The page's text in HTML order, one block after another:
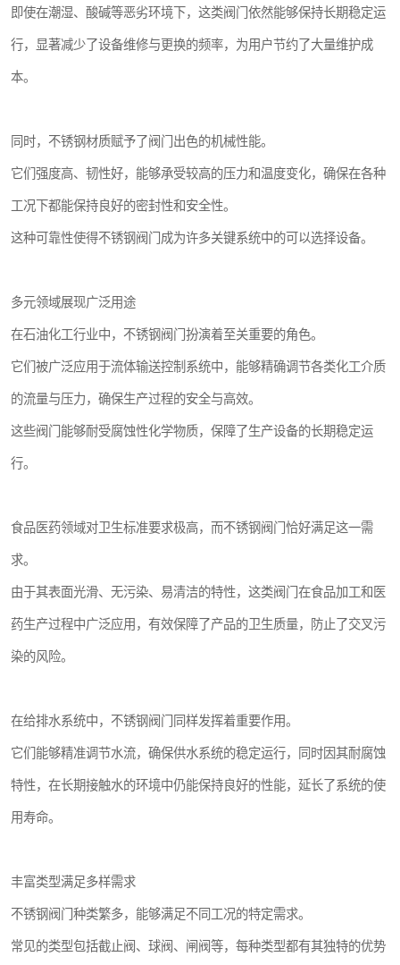
即使在潮湿、酸碱等恶劣环境下，这类阀门依然能够保持长期稳定运
行，显著减少了设备维修与更换的频率，为用户节约了大量维护成
本。
同时，不锈钢材质赋予了阀门出色的机械性能。
它们强度高、韧性好，能够承受较高的压力和温度变化，确保在各种
工况下都能保持良好的密封性和安全性。
这种可靠性使得不锈钢阀门成为许多关键系统中的可以选择设备。
多元领域展现广泛用途
在石油化工行业中，不锈钢阀门扮演着至关重要的角色。
它们被广泛应用于流体输送控制系统中，能够精确调节各类化工介质
的流量与压力，确保生产过程的安全与高效。
这些阀门能够耐受腐蚀性化学物质，保障了生产设备的长期稳定运
行。
食品医药领域对卫生标准要求极高，而不锈钢阀门恰好满足这一需
求。
由于其表面光滑、无污染、易清洁的特性，这类阀门在食品加工和医
药生产过程中广泛应用，有效保障了产品的卫生质量，防止了交叉污
染的风险。
在给排水系统中，不锈钢阀门同样发挥着重要作用。
它们能够精准调节水流，确保供水系统的稳定运行，同时因其耐腐蚀
特性，在长期接触水的环境中仍能保持良好的性能，延长了系统的使
用寿命。
丰富类型满足多样需求
不锈钢阀门种类繁多，能够满足不同工况的特定需求。
常见的类型包括截止阀、球阀、闸阀等，每种类型都有其独特的优势